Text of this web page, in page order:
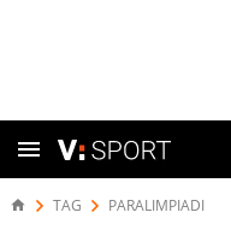
TAG PARALIMPIADI